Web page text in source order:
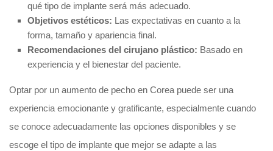
qué tipo de implante será más adecuado.
Objetivos estéticos: Las expectativas en cuanto a la
forma, tamaño y apariencia final.
Recomendaciones del cirujano plástico: Basado en
experiencia y el bienestar del paciente.
Optar por un aumento de pecho en Corea puede ser una
experiencia emocionante y gratificante, especialmente cuando
se conoce adecuadamente las opciones disponibles y se
escoge el tipo de implante que mejor se adapte a las